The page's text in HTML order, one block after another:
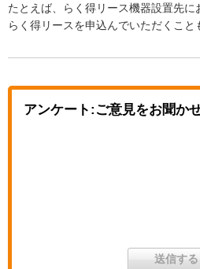
たとえば、らく得リース機器設置先
らく得リースを申込んでいただくこと
アンケート:ご意見をお聞か